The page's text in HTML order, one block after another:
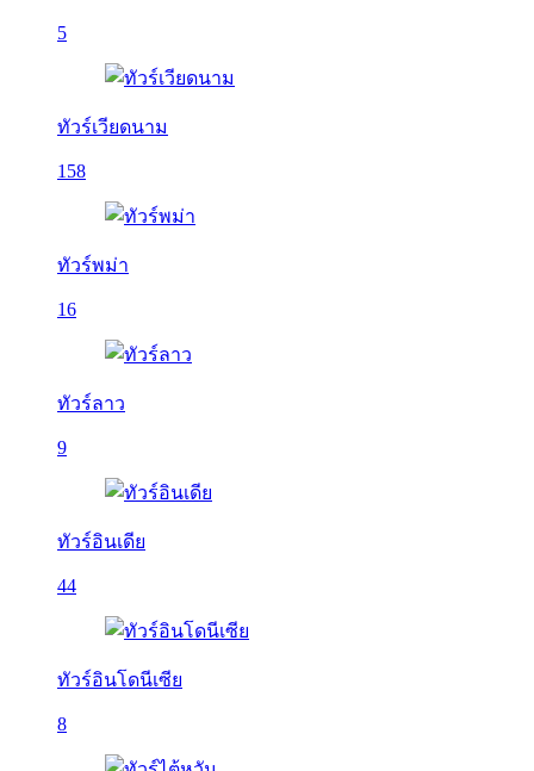
5
ทัวร์เวียดนาม
158
ทัวร์พม่า
16
ทัวร์ลาว
9
ทัวร์อินเดีย
44
ทัวร์อินโดนีเซีย
8